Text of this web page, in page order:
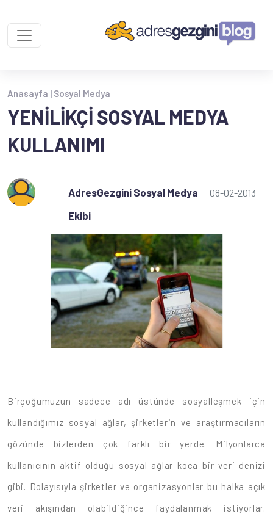
Anasayfa | Sosyal Medya
YENILIKÇI SOSYAL MEDYA
KULLANIMI
AdresGezgini Sosyal Medya
Ekibi
08-02-2013
Birçoğumuzun sadece adı üstünde sosyalleşmek için
kullandığımız sosyal ağlar, şirketlerin ve araştırmacıların
gözünde bizlerden çok farklı bir yerde. Milyonlarca
kullanıcının aktif olduğu sosyal ağlar koca bir veri denizi
gibi. Dolayısıyla şirketler ve organizasyonlar bu halka açık
veri akışından olabildiğince faydalanmak istiyorlar.